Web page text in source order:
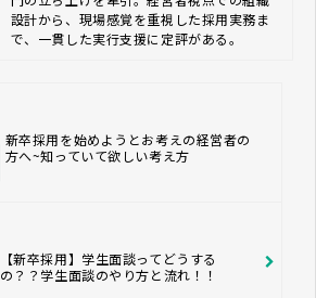
設計から、現場感覚を重視した採用実務ま
で、一貫した実行支援に定評がある。
新卒採用を始めようとお考えの経営者の
方へ~知っていて欲しい考え方
【新卒採用】学生面談ってどうする
の？？学生面談のやり方と流れ！！